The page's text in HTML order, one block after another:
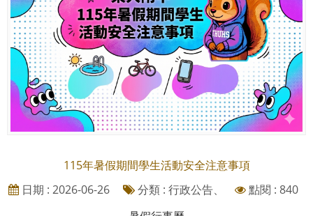
115年暑假期間學生活動安全注意事項
日期 : 2026-06-26
分類 : 行政公告、
點閱 : 840